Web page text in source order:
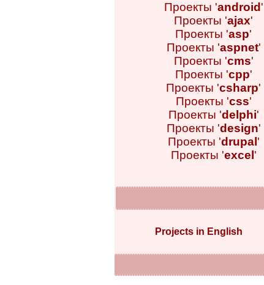
Проекты 'android '
Проекты 'ajax'
Проекты 'asp'
Проекты 'aspnet'
Проекты 'cms'
Проекты 'cpp'
Проекты 'csharp'
Проекты 'css'
Проекты 'delphi'
Проекты 'design'
Проекты 'drupal '
Проекты 'excel '
Projects in English